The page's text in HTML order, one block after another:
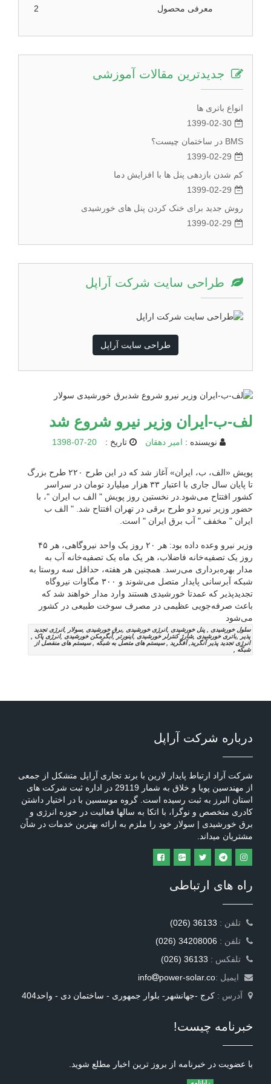
معرفی محصول 2
جدیدترین مقالات آموزشی
انواع باتری ها
1399-02-30
BMS در ساختمان چیست؟
1399-02-29
کم شدن بازدهی پنل ها با افزایش دما
1399-02-29
روش جدید برای خنک کردن پنل های خورشیدی
1399-02-29
طراحی سایت شرکت آراپل
طراحی سایت آراپل
لف-ب-ایران وزیر نیرو شروع شد
نویسنده : امیر دهقان تاریخ : 1398-07-20
پویش «الف، ب، ایران» آغاز شد که در این طرح ۲۲۰ طرح بزرگ
تا پایان سال جاری با اعتبار ۳۳ هزار میلیارد تومان در سراسر
کشور افتتاح می‌شود.در نخستین روز پویش " الف ب ایران "، با
حضور وزیر نیرو دو طرح برقی در تهران افتتاح شد. " الف ب
ایران " مخفف " آب برق ایران " است.
وزیر نیرو وعده داده بود: هر ۲۰ روز یک واحد نیروگاهی، هر ۴۵
روز یک تصفیه‌خانه فاضلاب، هر یک ماه یک تصفیه‌خانه آب به
مدار بهره‌برداری می‌رسد. همچنین هر هفته، حداقل سه روستا به
شبکه آبرسانی پایدار متصل می‌شوند و ۳۰۰ مگاوات نیروگاه
تجدیدپذیر که عمدتا خورشیدی هستند وارد مدار خواهند شد که
باعث صرفه‌جویی عظیمی در مصرف سوخت طبیعی در کشور
می‌شود
سلول خورشیدی , پنل خورشیدی ,انرژی خورشیدی ,برق خورشیدی ,سولار ,انرژی تجدید
پذیر ,باتری خورشیدی ,شارژ کنترلر خورشیدی ,اینورتر ,آبگرمکن خورشیدی ,انرژی پاک ,
انرژِی تجدید پذیر آنگرید, آفگرید , سیستم های متصل به شبکه , سیستم های منفصل از
شبکه ,
درباره شرکت آراپل
شرکت آراد ارتباط پایدار لارین با برند تجاری آراپل متشکل از جمعی
از مهندسین پویا و خلاق به شمار 29119 در اداره ثبت شرکت های
استان البرز به ثبت رسیده است. گروه موسسین با در اختیار داشتن
کادری متخصص و نوگرا، با اتکا به سالها فعالیت در حوزه انرژی و
برق خورشیدی | سولار خود را ملزم به ارائه بهترین خدمات در شاًن
مشتریان میداند.
راه های ارتباطی
(026) 36133
(026) 34208006
(026) 36133
ایمیل :
info
power-solar.co
آدرس : کرج -جهانشهر- بلوار جمهوری - ساختمان دی - واحد404
خبرنامه چیست!
با عضویت در خبرنامه از بروز ترین اخبار مطلع شوید.